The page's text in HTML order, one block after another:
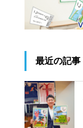
最近の記事